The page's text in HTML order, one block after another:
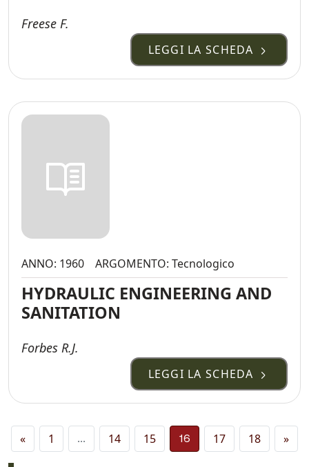
Freese F.
LEGGI LA SCHEDA
ANNO: 1960 ARGOMENTO: Tecnologico
HYDRAULIC ENGINEERING AND
SANITATION
Forbes R.J.
LEGGI LA SCHEDA
Navigazione degli
« 1 … 14 15 16 17 18 »